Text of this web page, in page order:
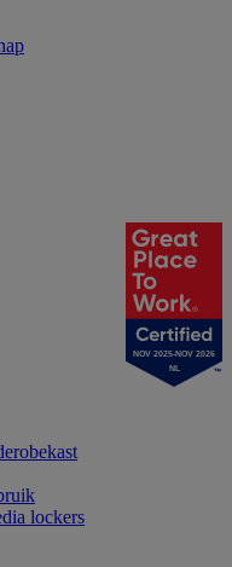
lockers
NOV 2025-NOV 2026
NL